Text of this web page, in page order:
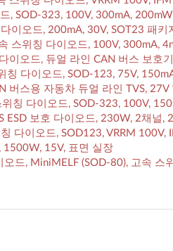
, SOD-323, 100V, 300mA, 200mW
이오드, 200mA, 30V, SOT23 패키
스위칭 다이오드, 100V, 300mA,
이오드, 듀얼 라인 CAN 버스 보호
다이오드, SOD-123, 75V,
버스용 자동차 듀얼 라인 TVS,
칭 다이오드, SOD-323, 100V,
ESD 보호 다이오드, 230W, 2채널,
다이오드, SOD123, VRRM 100V,
1500W, 15V, 표면 실장
드, MiniMELF (SOD-80), 고속 스